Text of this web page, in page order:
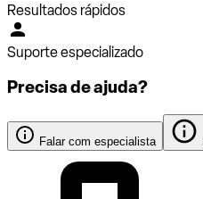
Resultados rápidos
Suporte especializado
Precisa de ajuda?
Falar com especialista